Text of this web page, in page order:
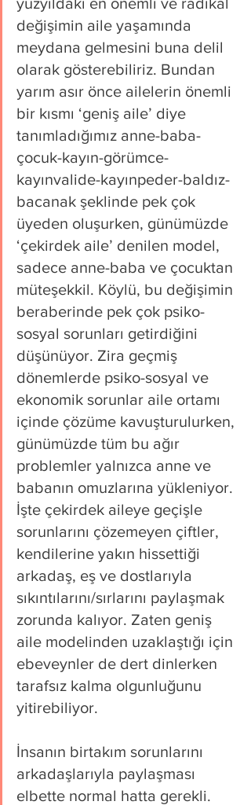
değişimin aile yaşamında
meydana gelmesini buna delil
olarak gösterebiliriz. Bundan
yarım asır önce ailelerin önemli
bir kısmı ‘geniş aile’ diye
tanımladığımız anne-baba-
çocuk-kayın-görümce-
kayınvalide-kayınpeder-baldız-
bacanak şeklinde pek çok
üyeden oluşurken, günümüzde
‘çekirdek aile’ denilen model,
sadece anne-baba ve çocuktan
müteşekkil. Köylü, bu değişimin
beraberinde pek çok psiko-
sosyal sorunları getirdiğini
düşünüyor. Zira geçmiş
dönemlerde psiko-sosyal ve
ekonomik sorunlar aile ortamı
içinde çözüme kavuşturulurken,
günümüzde tüm bu ağır
problemler yalnızca anne ve
babanın omuzlarına yükleniyor.
İşte çekirdek aileye geçişle
sorunlarını çözemeyen çiftler,
kendilerine yakın hissettiği
arkadaş, eş ve dostlarıyla
sıkıntılarını/sırlarını paylaşmak
zorunda kalıyor. Zaten geniş
aile modelinden uzaklaştığı için
ebeveynler de dert dinlerken
tarafsız kalma olgunluğunu
yitirebiliyor.
İnsanın birtakım sorunlarını
arkadaşlarıyla paylaşması
elbette normal hatta gerekli.